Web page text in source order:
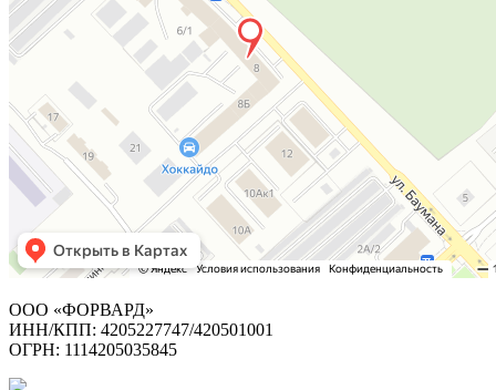
ООО «ФОРВАРД»
ИНН/КПП: 4205227747/420501001
ОГРН: 1114205035845